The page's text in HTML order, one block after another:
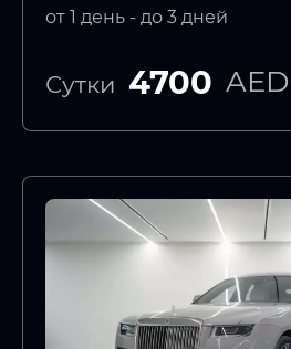
от 1 день - до 3 дней
Сутки 4700 AED